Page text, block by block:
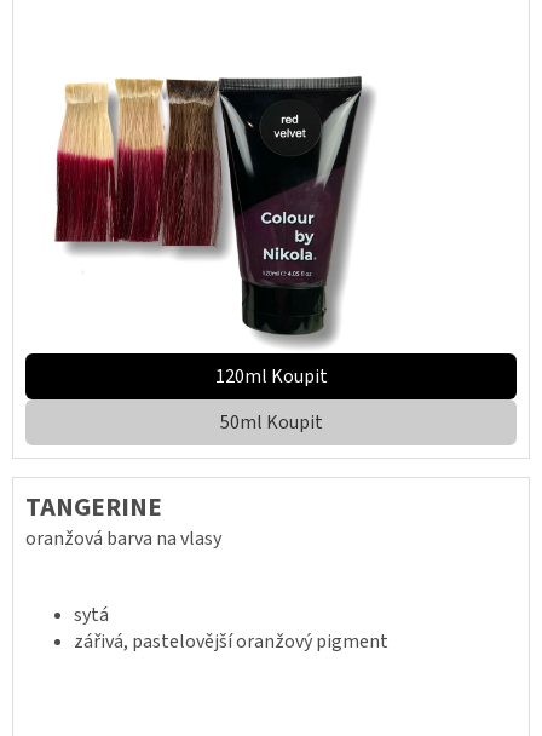
120ml Koupit
50ml Koupit
TANGERINE
oranžová barva na vlasy
sytá
zářivá, pastelovější oranžový pigment